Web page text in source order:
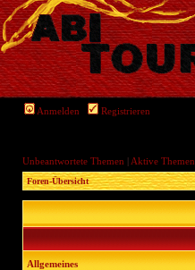
Anmelden Registrieren
Unbeantwortete Themen | Aktive Themen
Foren-Übersicht
Allgemeines